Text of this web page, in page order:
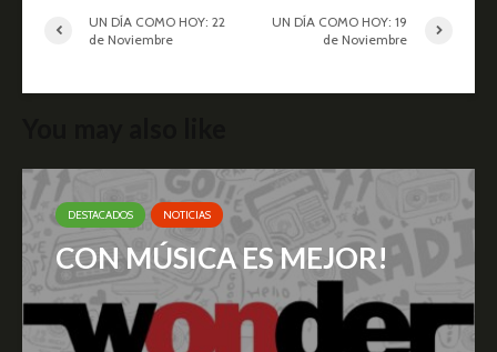
UN DÍA COMO HOY: 22
de Noviembre
UN DÍA COMO HOY: 19
de Noviembre
DESTACADOS NOTICIAS
CON MÚSICA ES MEJOR!